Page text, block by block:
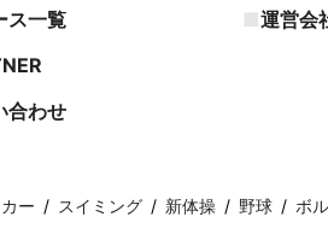
ー スイミング 新体操 野球 ボ
ス一覧
合わせ
運営会